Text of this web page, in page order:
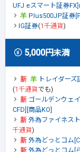
UFJ eスマート証券FX]
Plus500JP証券
IG証券(1千通貨)
5,000円未満
トレイダーズ
(1千通貨でも)
ゴールデンウェ
CFD][商品KO]
外為ファイネスト
千通貨)
外為どっとコム
外為どっとコム[